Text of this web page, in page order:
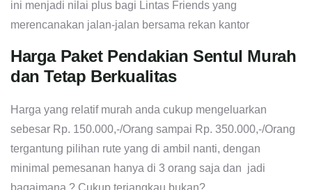
ini menjadi nilai plus bagi Lintas Friends yang
merencanakan jalan-jalan bersama rekan kantor
Harga Paket Pendakian Sentul Murah
dan Tetap Berkualitas
Harga yang relatif murah anda cukup mengeluarkan
sebesar Rp. 150.000,-/Orang sampai Rp. 350.000,-/Orang
tergantung pilihan rute yang di ambil nanti, dengan
minimal pemesanan hanya di 3 orang saja dan jadi
bagaimana ? Cukup terjangkau bukan?